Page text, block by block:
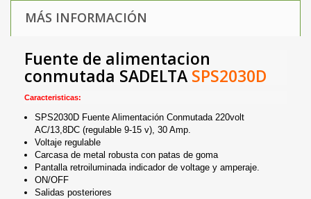
MÁS INFORMACIÓN
Fuente de alimentacion
conmutada SADELTA SPS2030D
Caracteristicas:
SPS2030D Fuente Alimentación Conmutada 220volt
AC/13,8DC (regulable 9-15 v), 30 Amp.
Voltaje regulable
Carcasa de metal robusta con patas de goma
Pantalla retroiluminada indicador de voltage y amperaje.
ON/OFF
Salidas posteriores